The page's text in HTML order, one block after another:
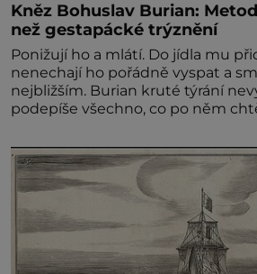
Kněz Bohuslav Burian:
než gestapácké trýznění
Ponižují ho a mlátí. Do jídla mu
nenechají ho pořádně vyspat a
nejbližším. Burian kruté týrání
podepíše všechno, co po něm
výslechů nikdo nevyvíjel fyzický
Syn brněnského řezníka chce být